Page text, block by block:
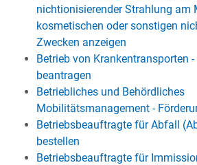
nichtionisierender Strahlung am
kosmetischen oder sonstigen
Zwecken anzeigen
Betrieb von Krankentransporten
beantragen
Betriebliches und Behördliches
Mobilitätsmanagement -
Betriebsbeauftragte für Abfall
bestellen
Betriebsbeauftragte für